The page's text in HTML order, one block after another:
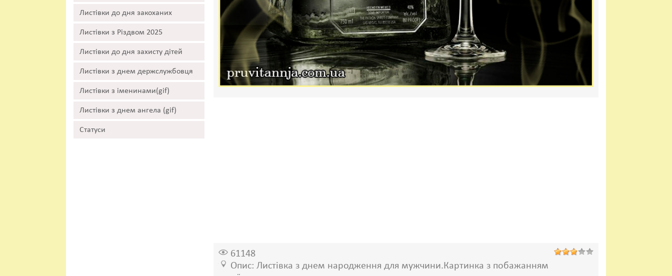
Листівки до дня закоханих
Листівки з Різдвом 2025
Листівки до дня захисту дітей
Листівки з днем держслужбовця
Листівки з іменинами(gif)
Листівки з днем ангела (gif)
Статуси
61148
Опис: Листівка з днем народження для мужчини.Картинка з побажанням